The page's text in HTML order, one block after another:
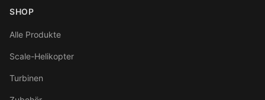
SHOP
Alle Produkte
Scale-Helikopter
Turbinen